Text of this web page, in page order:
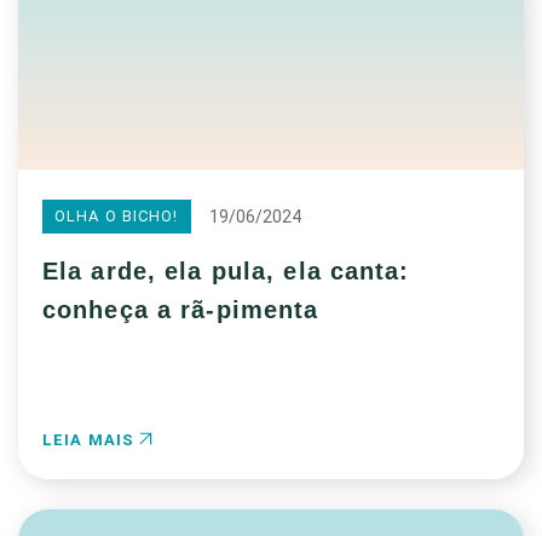
OLHA O BICHO! 19/06/2024
Ela arde, ela pula, ela canta:
conheça a rã-pimenta
LEIA MAIS